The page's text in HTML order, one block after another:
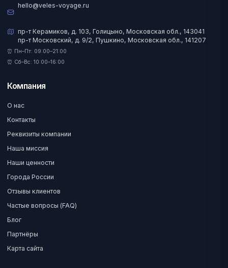
hello@veles-voyage.ru
пр-т Керамиков, д. 103, Голицыно, Московская обл., 143041
пр-т Московский, д. 9/2, Пушкино, Московская обл., 141207
⏰ Пн–Пт: 09:00–21:00
⏰ Сб–Вс: 10:00–16:00
Компания
О нас
Контакты
Реквизиты компании
Наша миссия
Наши ценности
Города России
Отзывы клиентов
Частые вопросы (FAQ)
Блог
Партнёры
Карта сайта